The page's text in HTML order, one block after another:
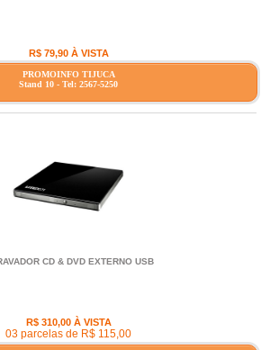
R$ 79,90 À VISTA
PROMOINFO TIJUCA
Stand 10 - Tel: 2567-5250
CD & DVD EXTERNO USB
R$ 310,00 À VISTA
03 parcelas de R$ 115,00